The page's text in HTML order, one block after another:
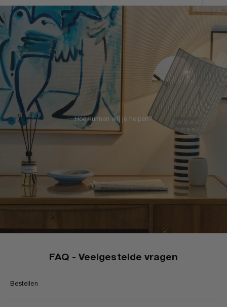
Hoe kunnen wij je helpen?
FAQ - Veelgestelde vragen
Bestellen